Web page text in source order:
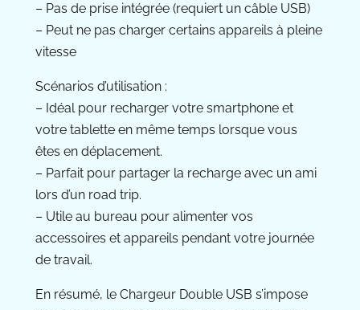
– Pas de prise intégrée (requiert un câble USB)
– Peut ne pas charger certains appareils à pleine
vitesse
Scénarios d’utilisation :
– Idéal pour recharger votre smartphone et
votre tablette en même temps lorsque vous
êtes en déplacement.
– Parfait pour partager la recharge avec un ami
lors d’un road trip.
– Utile au bureau pour alimenter vos
accessoires et appareils pendant votre journée
de travail.
En résumé, le Chargeur Double USB s’impose